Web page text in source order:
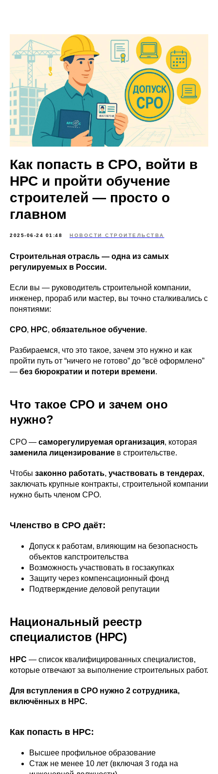
Как попасть в СРО, войти в
НРС и пройти обучение
строителей — просто о
главном
2025-06-24 01:48 НОВОСТИ СТРОИТЕЛЬСТВА
Строительная отрасль — одна из самых
регулируемых в России.
Если вы — руководитель строительной компании,
инженер, прораб или мастер, вы точно сталкивались с
понятиями:
СРО, НРС, обязательное обучение.
Разбираемся, что это такое, зачем это нужно и как
пройти путь от “ничего не готово” до “всё оформлено”
— без бюрократии и потери времени.
Что такое СРО и зачем оно
нужно?
СРО — саморегулируемая организация, которая
заменила лицензирование в строительстве.
Чтобы законно работать, участвовать в тендерах,
заключать крупные контракты, строительной компании
нужно быть членом СРО.
Членство в СРО даёт:
Допуск к работам, влияющим на безопасность
объектов капстроительства
Возможность участвовать в госзакупках
Защиту через компенсационный фонд
Подтверждение деловой репутации
Национальный реестр
специалистов (НРС)
НРС — список квалифицированных специалистов,
которые отвечают за выполнение строительных работ.
Для вступления в СРО нужно 2 сотрудника,
включённых в НРС.
Как попасть в НРС:
Высшее профильное образование
Стаж не менее 10 лет (включая 3 года на